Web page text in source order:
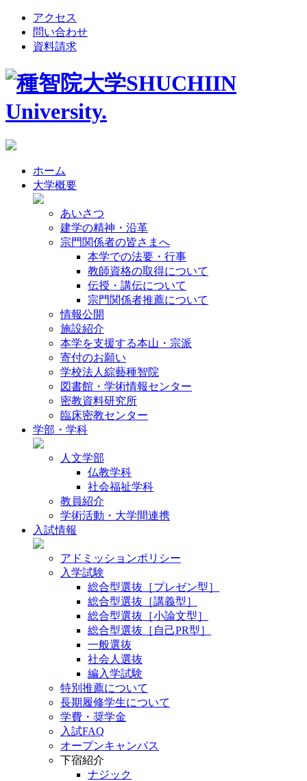
アクセス
問い合わせ
資料請求
ホーム
大学概要
あいさつ
建学の精神・沿革
宗門関係者の皆さまへ
本学での法要・行事
教師資格の取得について
伝授・講伝について
宗門関係者推薦について
情報公開
施設紹介
本学を支援する本山・宗派
寄付のお願い
学校法人綜藝種智院
図書館・学術情報センター
密教資料研究所
臨床密教センター
学部・学科
人文学部
仏教学科
社会福祉学科
教員紹介
学術活動・大学間連携
入試情報
アドミッションポリシー
入学試験
総合型選抜［プレゼン型］
総合型選抜［講義型］
総合型選抜［小論文型］
総合型選抜［自己PR型］
一般選抜
社会人選抜
編入学試験
特別推薦について
長期履修学生について
学費・奨学金
入試FAQ
オープンキャンパス
下宿紹介
ナジック